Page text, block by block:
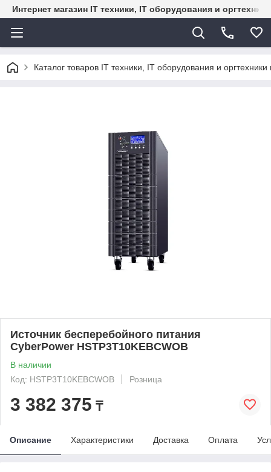
Интернет магазин IT техники, IT оборудования и
Каталог товаров IT техники, IT оборудования и
Источник бесперебойного питания
CyberPower HSTP3T10KEBCWOB
В наличии
Код: HSTP3T10KEBCWOB
Розница
3 382 375 ₸
Описание Характеристики Доставка Оплата